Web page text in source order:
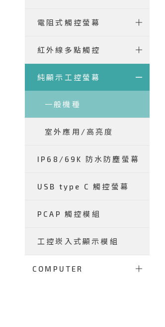
電阻式觸控螢幕
紅外線多點觸控
純顯示工控螢幕
一般機種
室外應用/高亮度
IP68/69K 防水防塵螢幕
USB type C 觸控螢幕
PCAP 觸控模組
工控崁入式顯示模組
COMPUTER